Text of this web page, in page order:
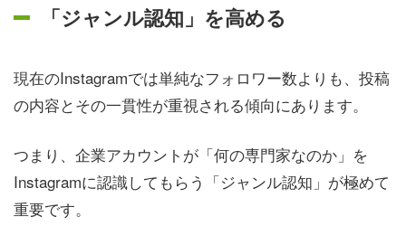
「ジャンル認知」を高める
現在のInstagramでは単純なフォロワー数よりも、投稿
の内容とその一貫性が重視される傾向にあります。
つまり、企業アカウントが「何の専門家なのか」を
Instagramに認識してもらう「ジャンル認知」が極めて
重要です。